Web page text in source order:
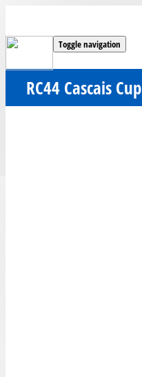
Toggle navigation
RC44 Cascais Cup